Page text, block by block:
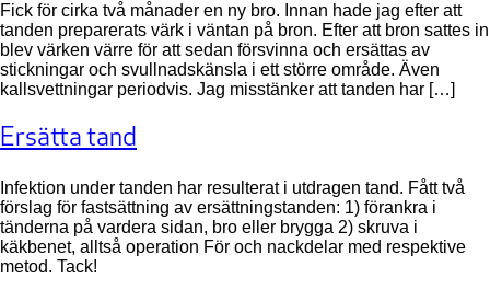
Fick för cirka två månader en ny bro. Innan hade jag efter att
tanden preparerats värk i väntan på bron. Efter att bron sattes in
blev värken värre för att sedan försvinna och ersättas av
stickningar och svullnadskänsla i ett större område. Även
kallsvettningar periodvis. Jag misstänker att tanden har […]
Ersätta tand
Infektion under tanden har resulterat i utdragen tand. Fått två
förslag för fastsättning av ersättningstanden: 1) förankra i
tänderna på vardera sidan, bro eller brygga 2) skruva i
käkbenet, alltså operation För och nackdelar med respektive
metod. Tack!